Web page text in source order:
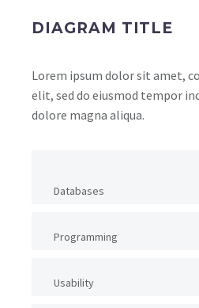
DIAGRAM TITLE
Lorem ipsum dolor sit amet,
elit, sed do eiusmod tempor
dolore magna aliqua.
Databases
Programming
Usability